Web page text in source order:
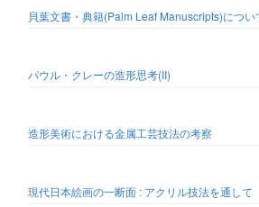
貝葉文書・典籍(Palm Leaf Manuscripts)につ
パウル・クレーの造形思考(II)
造形美術における金属工芸技法の考察
現代日本絵画の一断面 : アクリル技法を通して